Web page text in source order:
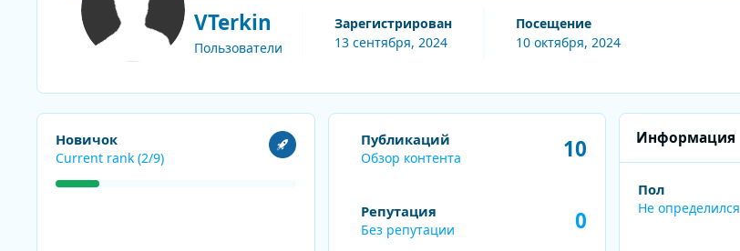
VTerkin
Пользователи
Зарегистрирован
13 сентября, 2024
Посещение
10 октября, 2024
Посмотреть все
Новичок
Current rank (2/9)
Обзор контента
Публикаций
Обзор контента 10
Репутация
Без репутации 0
Информация
Пол
Не определился